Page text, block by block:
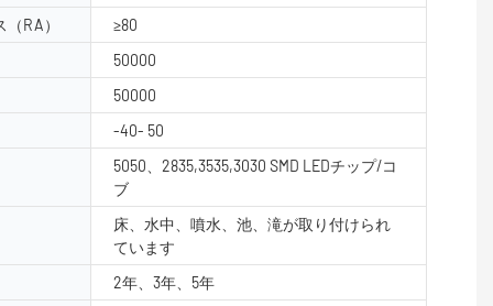
RA）
≥80
50000
50000
-40- 50
5050、2835,3535,3030 SMD LEDチップ/コ
ブ
床、水中、噴水、池、滝が取り付けられ
ています
2年、3年、5年